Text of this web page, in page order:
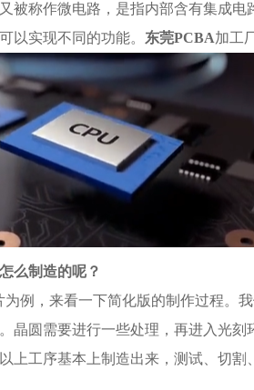
被称作微电路，是指内部含有集成
以实现不同的功能。 东莞PCBA加工
么制造的呢？
为例，来看一下简化版的制作过程。
晶圆需要进行一些处理，再进入光
上工序基本上制造出来，测试、切